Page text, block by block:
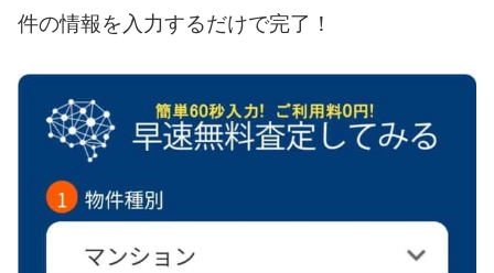
件の情報を入力するだけで完了！